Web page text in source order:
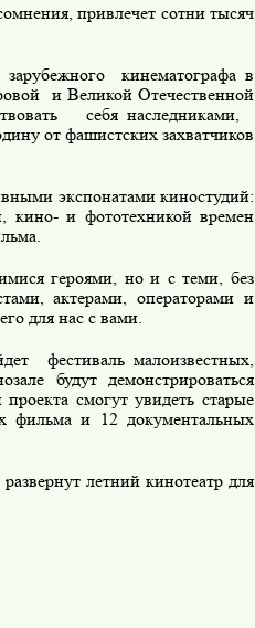
привлечет сотни тысяч
кинематографа в
и Великой Отечественной
себя наследниками,
от фашистских захватчиков
экспонатами киностудий:
кино- и фототехникой времен
героями, но и с теми, без
актерами, операторами и
для нас с вами.
фестиваль малоизвестных,
будут демонстрироваться
смогут увидеть старые
фильма и 12 документальных
летний кинотеатр для